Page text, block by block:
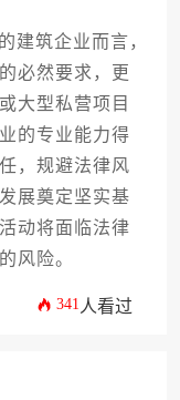
筑企业而言，
必然要求，更
大型私营项目
的专业能力得
，规避法律风
展奠定坚实基
动将面临法律
风险。
341 人看过